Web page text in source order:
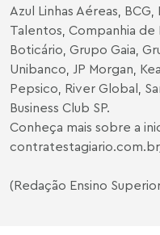
Azul Linhas Aéreas,
Talentos, Companhia
Boticário, Grupo Gaia,
Unibanco, JP Morgan,
Pepsico, River Global,
Business Club SP.
Conheça mais sobre a
(Redação Ensino